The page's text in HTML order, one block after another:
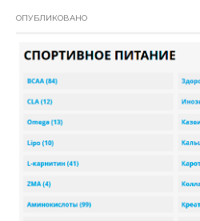
ОПУБЛИКОВАНО